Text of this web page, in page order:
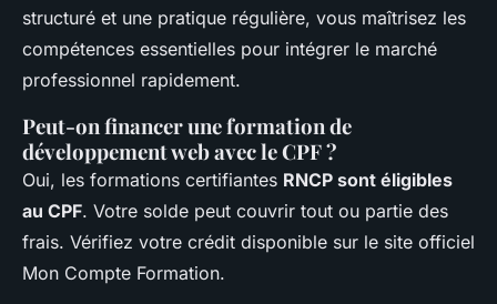
structuré et une pratique régulière, vous maîtrisez les
compétences essentielles pour intégrer le marché
professionnel rapidement.
Peut-on financer une formation de
développement web avec le CPF ?
Oui, les formations certifiantes RNCP sont éligibles
au CPF. Votre solde peut couvrir tout ou partie des
frais. Vérifiez votre crédit disponible sur le site officiel
Mon Compte Formation.